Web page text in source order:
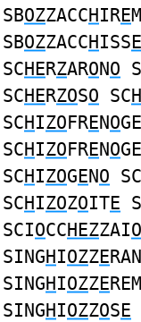
SBOZZACCHIRE
SBOZZACCHISSE
SCHERZARONO
SCHERZOSO SCH
SCHIZOFRENO
SCHIZOFRENO
SCHIZOGENO SC
SCHIZOZOITE
SCIOCCHEZZAIO
SINGHIOZZE
SINGHIOZZEREM
SINGHIOZZOSE